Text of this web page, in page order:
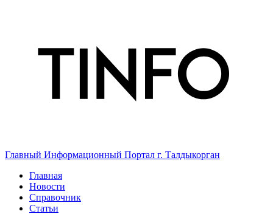
Главный Информационный Портал г. Талдыкорган
Главная
Новости
Справочник
Статьи